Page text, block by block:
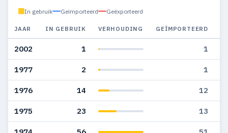
In gebruik Geïmporteerd Geëxporteerd
JAAR IN GEBRUIK VERHOUDING GEÏMPORTEERD
2002 1 1
1977 2 1
1976 14 12
1975 23 13